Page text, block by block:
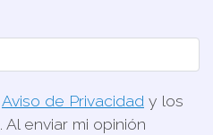
Aviso de Privacidad y los
. Al enviar mi opinión